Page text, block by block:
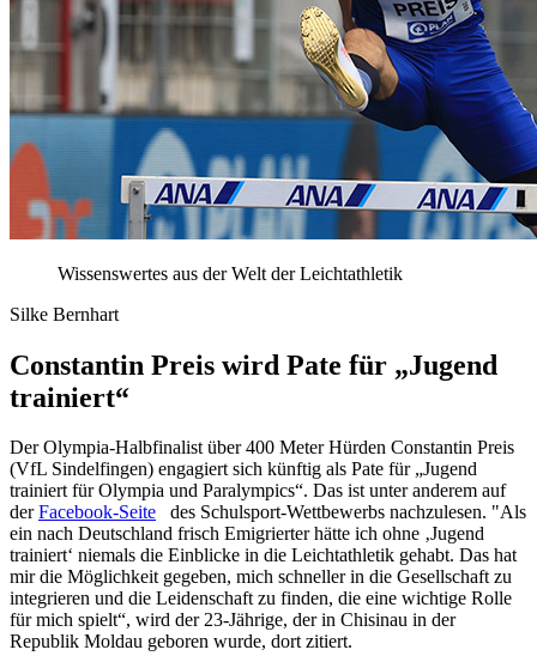
Wissenswertes aus der Welt der Leichtathletik
Silke Bernhart
Constantin Preis wird Pate für „Jugend
trainiert“
Der Olympia-Halbfinalist über 400 Meter Hürden Constantin Preis
(VfL Sindelfingen) engagiert sich künftig als Pate für „Jugend
trainiert für Olympia und Paralympics“. Das ist unter anderem auf
derFacebook-Seite des Schulsport-Wettbewerbs nachzulesen. "Als
ein nach Deutschland frisch Emigrierter hätte ich ohne ‚Jugend
trainiert‘ niemals die Einblicke in die Leichtathletik gehabt. Das hat
mir die Möglichkeit gegeben, mich schneller in die Gesellschaft zu
integrieren und die Leidenschaft zu finden, die eine wichtige Rolle
für mich spielt“, wird der 23-Jährige, der in Chisinau in der
Republik Moldau geboren wurde, dort zitiert.